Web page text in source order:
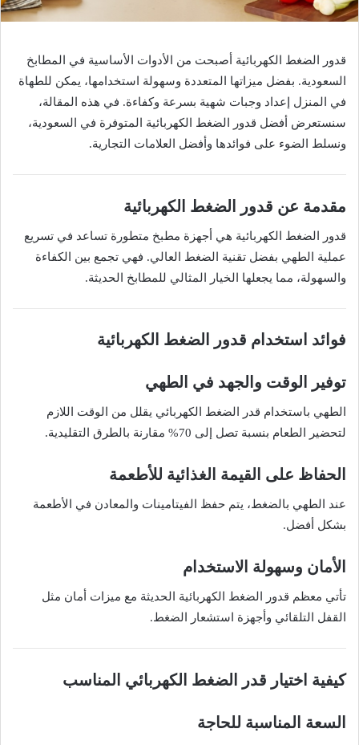
قدور الضغط الكهربائية أصبحت من الأدوات الأساسية في المطابخ
السعودية. بفضل ميزاتها المتعددة وسهولة استخدامها، يمكن للطهاة
في المنزل إعداد وجبات شهية بسرعة وكفاءة. في هذه المقالة،
سنستعرض أفضل قدور الضغط الكهربائية المتوفرة في السعودية،
ونسلط الضوء على فوائدها وأفضل العلامات التجارية.
مقدمة عن قدور الضغط الكهربائية
قدور الضغط الكهربائية هي أجهزة مطبخ متطورة تساعد في تسريع
عملية الطهي بفضل تقنية الضغط العالي. فهي تجمع بين الكفاءة
والسهولة، مما يجعلها الخيار المثالي للمطابخ الحديثة.
فوائد استخدام قدور الضغط الكهربائية
توفير الوقت والجهد في الطهي
الطهي باستخدام قدر الضغط الكهربائي يقلل من الوقت اللازم
لتحضير الطعام بنسبة تصل إلى 70% مقارنة بالطرق التقليدية.
الحفاظ على القيمة الغذائية للأطعمة
عند الطهي بالضغط، يتم حفظ الفيتامينات والمعادن في الأطعمة
بشكل أفضل.
الأمان وسهولة الاستخدام
تأتي معظم قدور الضغط الكهربائية الحديثة مع ميزات أمان مثل
القفل التلقائي وأجهزة استشعار الضغط.
كيفية اختيار قدر الضغط الكهربائي المناسب
السعة المناسبة للحاجة